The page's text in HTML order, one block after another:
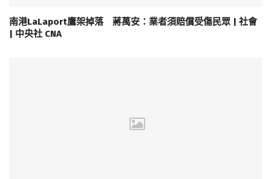
南港LaLaport鷹架掉落 蔣萬安：業者須賠償受傷民眾 | 社會
| 中央社 CNA